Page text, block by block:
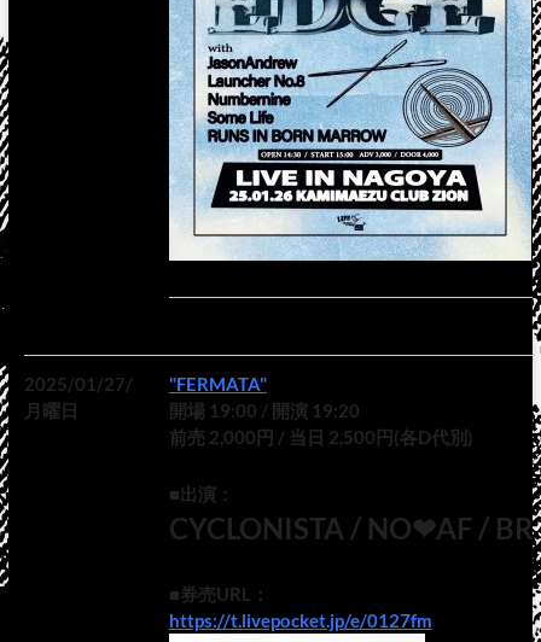
2025/01/27/
月曜日
"FERMATA"
開場 19:00 / 開演 19:20
前売 2,000円 / 当日 2,500円(各D代別)
■出演：
CYCLONISTA / NO❤︎AF /
■券売URL：
https://t.livepocket.jp/e/0127fm